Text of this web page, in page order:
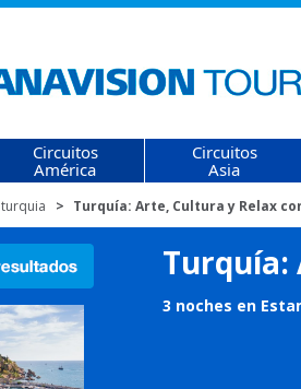
Circuitos
América
Circuitos
Asia
turquia Turquía: Arte, Cultura y Relax
Turquía:
3 noches en